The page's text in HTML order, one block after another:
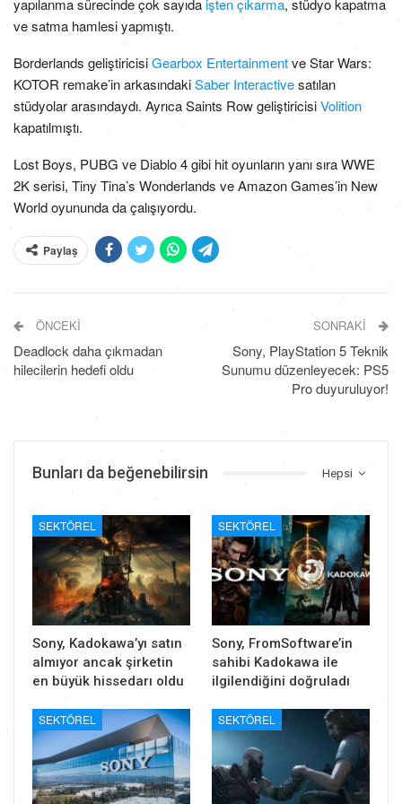
yapılanma sürecinde çok sayıdaişten çıkarma, stüdyo kapatma
ve satma hamlesi yapmıştı.
Borderlands geliştiricisiGearbox Entertainmentve Star Wars:
KOTOR remake’in arkasındakiSaber Interactivesatılan
stüdyolar arasındaydı. Ayrıca Saints Row geliştiricisiVolition
kapatılmıştı.
Lost Boys, PUBG ve Diablo 4 gibi hit oyunların yanı sıra WWE
2K serisi, Tiny Tina’s Wonderlands ve Amazon Games’in New
World oyununda da çalışıyordu.
Paylaş
ÖNCEKI
Deadlock daha çıkmadan
hilecilerin hedefi oldu
SONRAKI
Sony, PlayStation 5 Teknik
Sunumu düzenleyecek: PS5
Pro duyuruluyor!
Hepsi
Bunları da beğenebilirsin
SEKTÖREL
Sony, Kadokawa’yı satın
almıyor ancak şirketin
en büyük hissedarı oldu
SEKTÖREL
Sony, FromSoftware’in
sahibi Kadokawa ile
ilgilendiğini doğruladı
SEKTÖREL SEKTÖREL